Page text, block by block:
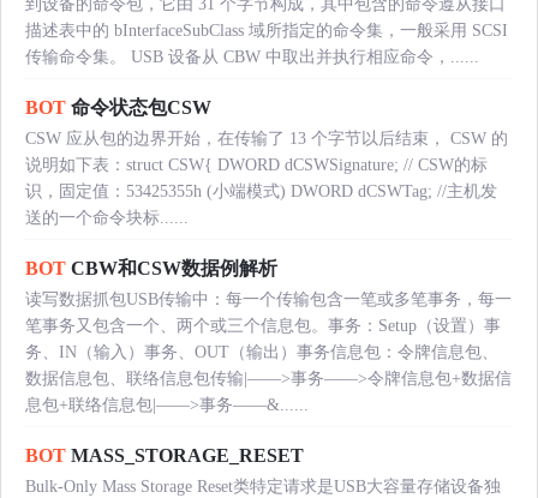
到设备的命令包，它由 31 个字节构成，其中包含的命令遵从接口
描述表中的 bInterfaceSubClass 域所指定的命令集，一般采用 SCSI
传输命令集。 USB 设备从 CBW 中取出并执行相应命令，......
BOT 命令状态包CSW
CSW 应从包的边界开始，在传输了 13 个字节以后结束， CSW 的
说明如下表：struct CSW{ DWORD dCSWSignature; // CSW的标
识，固定值：53425355h (小端模式) DWORD dCSWTag; //主机发
送的一个命令块标......
BOT CBW和CSW数据例解析
读写数据抓包USB传输中：每一个传输包含一笔或多笔事务，每一
笔事务又包含一个、两个或三个信息包。事务：Setup（设置）事
务、IN（输入）事务、OUT（输出）事务信息包：令牌信息包、
数据信息包、联络信息包传输|——>事务——>令牌信息包+数据信
息包+联络信息包|——>事务——&......
BOT MASS_STORAGE_RESET
Bulk-Only Mass Storage Reset类特定请求是USB大容量存储设备独